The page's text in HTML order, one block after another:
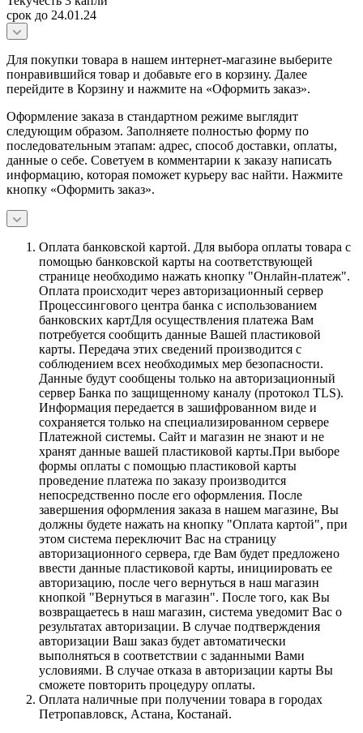
срок до 24.01.24
Для покупки товара в нашем интернет-магазине выберите
понравившийся товар и добавьте его в корзину. Далее
перейдите в Корзину и нажмите на «Оформить заказ».
Оформление заказа в стандартном режиме выглядит
следующим образом. Заполняете полностью форму по
последовательным этапам: адрес, способ доставки, оплаты,
данные о себе. Советуем в комментарии к заказу написать
информацию, которая поможет курьеру вас найти. Нажмите
кнопку «Оформить заказ».
Оплата банковской картой. Для выбора оплаты товара с
помощью банковской карты на соответствующей
странице необходимо нажать кнопку "Онлайн-платеж".
Оплата происходит через авторизационный сервер
Процессингового центра банка с использованием
банковских картДля осуществления платежа Вам
потребуется сообщить данные Вашей пластиковой
карты. Передача этих сведений производится с
соблюдением всех необходимых мер безопасности.
Данные будут сообщены только на авторизационный
сервер Банка по защищенному каналу (протокол TLS).
Информация передается в зашифрованном виде и
сохраняется только на специализированном сервере
Платежной системы. Сайт и магазин не знают и не
хранят данные вашей пластиковой карты.При выборе
формы оплаты с помощью пластиковой карты
проведение платежа по заказу производится
непосредственно после его оформления. После
завершения оформления заказа в нашем магазине, Вы
должны будете нажать на кнопку "Оплата картой", при
этом система переключит Вас на страницу
авторизационного сервера, где Вам будет предложено
ввести данные пластиковой карты, инициировать ее
авторизацию, после чего вернуться в наш магазин
кнопкой "Вернуться в магазин". После того, как Вы
возвращаетесь в наш магазин, система уведомит Вас о
результатах авторизации. В случае подтверждения
авторизации Ваш заказ будет автоматически
выполняться в соответствии с заданными Вами
условиями. В случае отказа в авторизации карты Вы
сможете повторить процедуру оплаты.
Оплата наличные при получении товара в городах
Петропавловск, Астана, Костанай.